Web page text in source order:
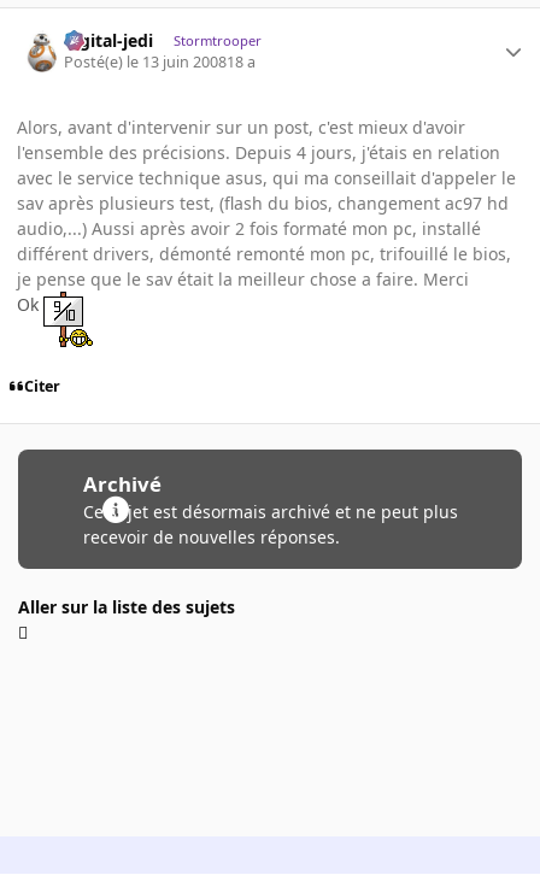
digital-jedi Stormtrooper
Posté(e) le 13 juin 200818 a
Alors, avant d'intervenir sur un post, c'est mieux d'avoir
l'ensemble des précisions. Depuis 4 jours, j'étais en relation
avec le service technique asus, qui ma conseillait d'appeler le
sav après plusieurs test, (flash du bios, changement ac97 hd
audio,...) Aussi après avoir 2 fois formaté mon pc, installé
différent drivers, démonté remonté mon pc, trifouillé le bios,
je pense que le sav était la meilleur chose a faire. Merci
Ok
Citer
Archivé
Ce sujet est désormais archivé et ne peut plus
recevoir de nouvelles réponses.
Aller sur la liste des sujets